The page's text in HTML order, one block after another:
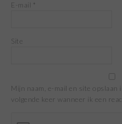
E-mail *
Site
Mijn naam, e-mail en site opslaan
volgende keer wanneer ik een